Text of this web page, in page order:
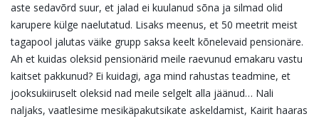
aste sedavõrd suur, et jalad ei kuulanud sõna ja silmad olid
karupere külge naelutatud. Lisaks meenus, et 50 meetrit meist
tagapool jalutas väike grupp saksa keelt kõnelevaid pensionäre.
Ah et kuidas oleksid pensionärid meile raevunud emakaru vastu
kaitset pakkunud? Ei kuidagi, aga mind rahustas teadmine, et
jooksukiiruselt oleksid nad meile selgelt alla jäänud… Nali
naljaks, vaatlesime mesikäpakutsikate askeldamist, Kairit haaras